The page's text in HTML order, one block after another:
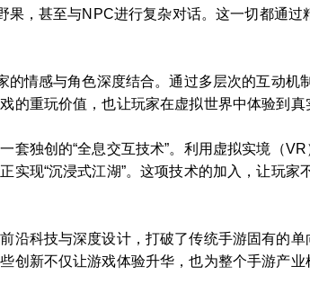
果，甚至与NPC进行复杂对话。这一切都通
的情感与角色深度结合。通过多层次的互动
的重玩价值，也让玩家在虚拟世界中体验到真
套独创的“全息交互技术”。利用虚拟实境（
实现“沉浸式江湖”。这项技术的加入，让玩
沿科技与深度设计，打破了传统手游固有的
创新不仅让游戏体验升华，也为整个手游产